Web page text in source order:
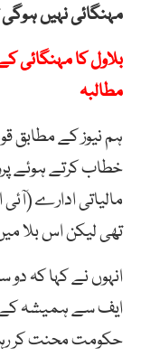
مہنگائی نہیں
بلاول کا
مطالبہ
ہم نیوز کے
خطاب کرتے ہوئے
مالیاتی ادارے
تھی لیکن اس بلا
انہوں نے کہا کہ
ایف سے ہمیشہ کے
حکومت محنت کر